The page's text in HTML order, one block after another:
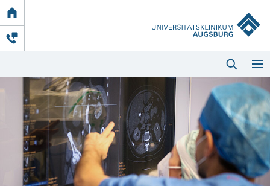
Link
zur
Startseite
Startseite